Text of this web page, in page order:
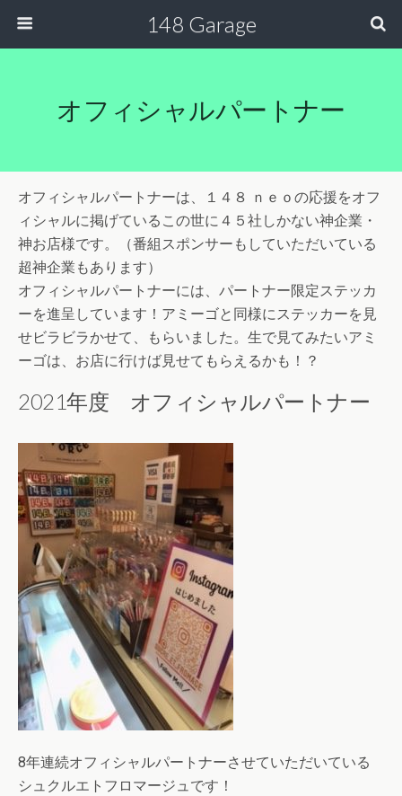
148 Garage
オフィシャルパートナー
オフィシャルパートナーは、１４８ ｎｅｏの応援をオフ
ィシャルに掲げているこの世に４５社しかない神企業・
神お店様です。（番組スポンサーもしていただいている
超神企業もあります）
オフィシャルパートナーには、パートナー限定ステッカ
ーを進呈しています！アミーゴと同様にステッカーを見
せビラビラかせて、もらいました。生で見てみたいアミ
ーゴは、お店に行けば見せてもらえるかも！？
2021年度 オフィシャルパートナー
8年連続オフィシャルパートナーさせていただいている
シュクルエトフロマージュです！